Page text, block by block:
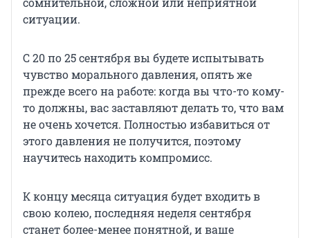
ситуации.
С 20 по 25 сентября вы будете испытывать
чувство морального давления, опять же
прежде всего на работе: когда вы что-то кому-
то должны, вас заставляют делать то, что вам
не очень хочется. Полностью избавиться от
этого давления не получится, поэтому
научитесь находить компромисс.
К концу месяца ситуация будет входить в
свою колею, последняя неделя сентября
станет более-менее понятной, и ваше